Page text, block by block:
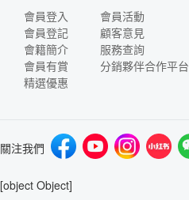
會員登入
會員登記
會籍簡介
會員有賞
精選優惠
會員活動
顧客意見
服務查詢
分銷夥伴合作平台
關注我們
[object Object]